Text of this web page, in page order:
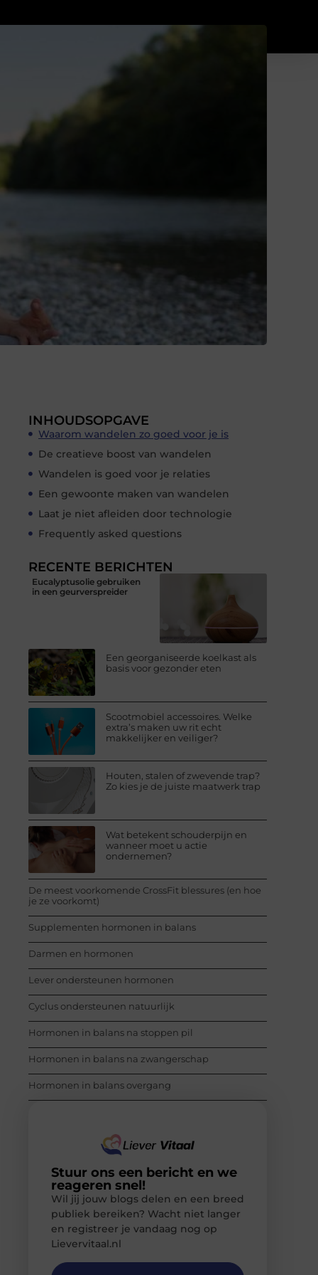
INHOUDSOPGAVE
Waarom wandelen zo goed voor je is
De creatieve boost van wandelen
Wandelen is goed voor je relaties
Een gewoonte maken van wandelen
Laat je niet afleiden door technologie
Frequently asked questions
RECENTE BERICHTEN
Eucalyptusolie gebruiken
in een geurverspreider
Een georganiseerde koelkast als
basis voor gezonder eten
Scootmobiel accessoires. Welke
extra’s maken uw rit echt
makkelijker en veiliger?
Houten, stalen of zwevende trap?
Zo kies je de juiste maatwerk trap
Wat betekent schouderpijn en
wanneer moet u actie
ondernemen?
De meest voorkomende CrossFit blessures (en hoe
je ze voorkomt)
Supplementen hormonen in balans
Darmen en hormonen
Lever ondersteunen hormonen
Cyclus ondersteunen natuurlijk
Hormonen in balans na stoppen pil
Hormonen in balans na zwangerschap
Hormonen in balans overgang
Stuur ons een bericht en we
reageren snel!
Wil jij jouw blogs delen en een breed
publiek bereiken? Wacht niet langer
en registreer je vandaag nog op
Lievervitaal.nl